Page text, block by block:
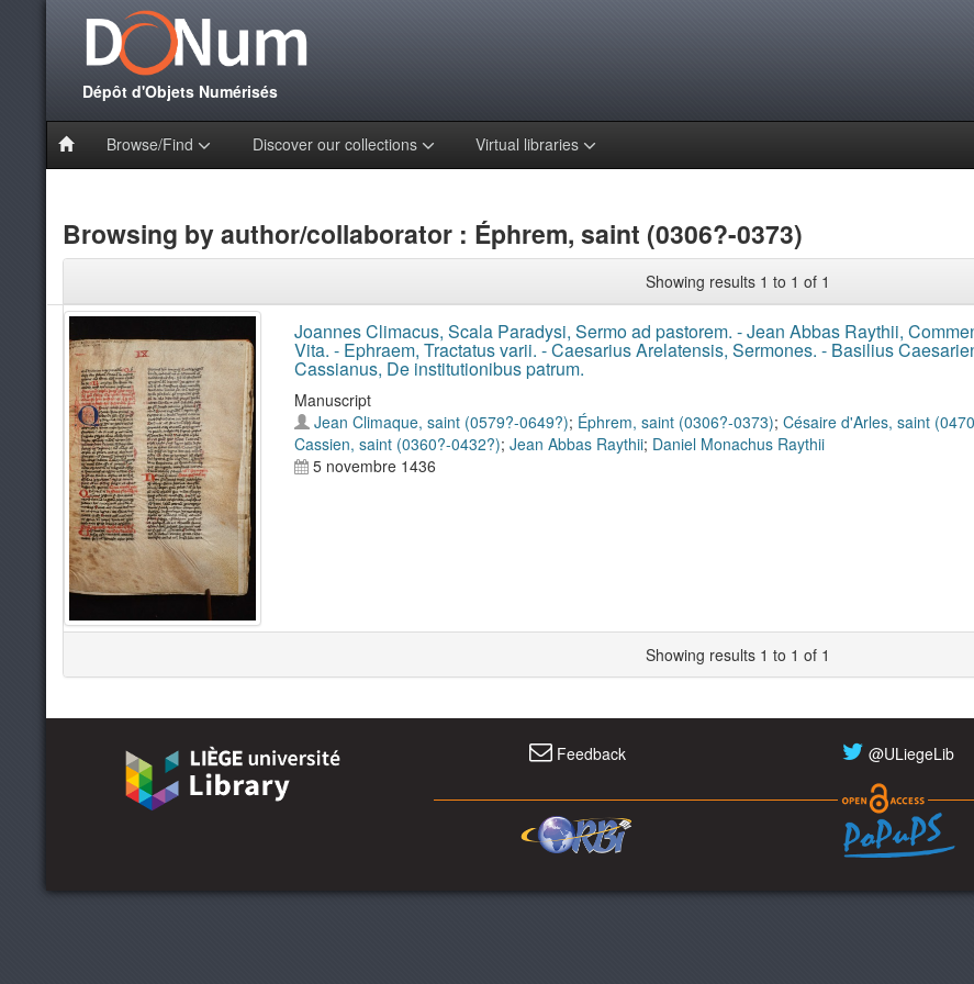
Dépôt d'Objets Numérisés
Browse/Find Discover our collections Virtual libraries
Browsing by author/collaborator : Éphrem, saint (0306?-0373)
Showing results 1 to 1 of 1
Joannes Climacus, Scala Paradysi, Sermo ad pastorem. - Jean Abbas Raythii,
Vita. - Ephraem, Tractatus varii. - Caesarius Arelatensis, Sermones. - Basilius
Cassianus, De institutionibus patrum.
Manuscript
Jean Climaque, saint (0579?-0649?); Éphrem, saint (0306?-0373); Césaire d'Arles, saint
Cassien, saint (0360?-0432?); Jean Abbas Raythii; Daniel Monachus Raythii
5 novembre 1436
Showing results 1 to 1 of 1
Feedback @ULiegeLib